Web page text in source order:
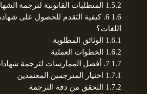
1.5.2 المتطلبات القانونية لترجمة
1.6
6. كيفية التقدم للحصول على
اللغات؟
1.6.1 الوثائق المطلوبة
1.6.2 الخطوات العملية
1.7 7. أفضل الممارسات لترجمة شهادات الزواج
1.7.1 اختيار المترجمين المعتمدين
1.7.2 التحقق من دقة الترجمة